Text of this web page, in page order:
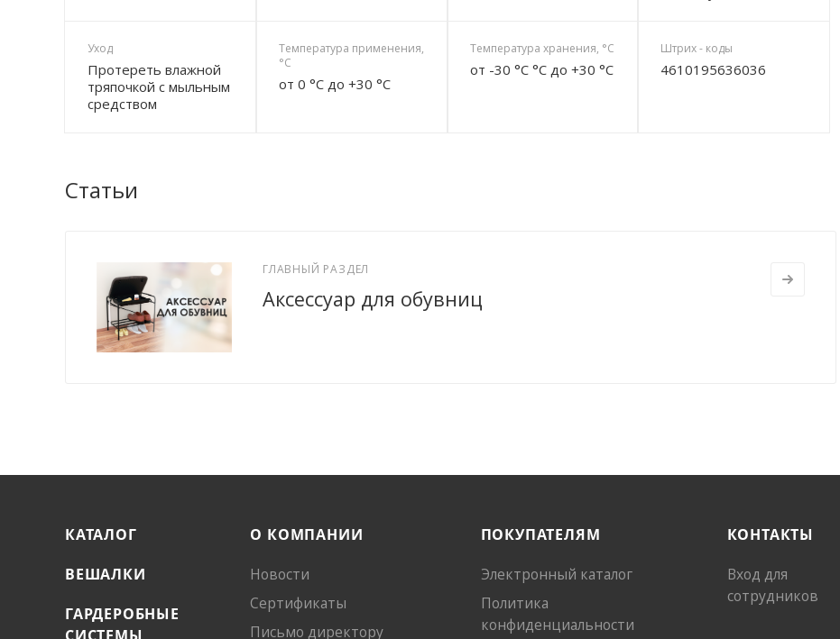
Уход
Протереть влажной
тряпочкой с мыльным
средством
Температура применения,
°C
от 0 °C до +30 °C
Температура хранения, °C
от -30 °C °C до +30 °C
Штрих - коды
4610195636036
Статьи
ГЛАВНЫЙ РАЗДЕЛ
Аксессуар для обувниц
КАТАЛОГ
ВЕШАЛКИ
ГАРДЕРОБНЫЕ
О КОМПАНИИ
Новости
Сертификаты
Письмо директору
ПОКУПАТЕЛЯМ
Электронный каталог
Политика
конфиденциальности
КОНТАКТЫ
Вход для
сотрудников